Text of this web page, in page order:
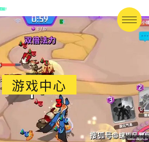
游戏中心